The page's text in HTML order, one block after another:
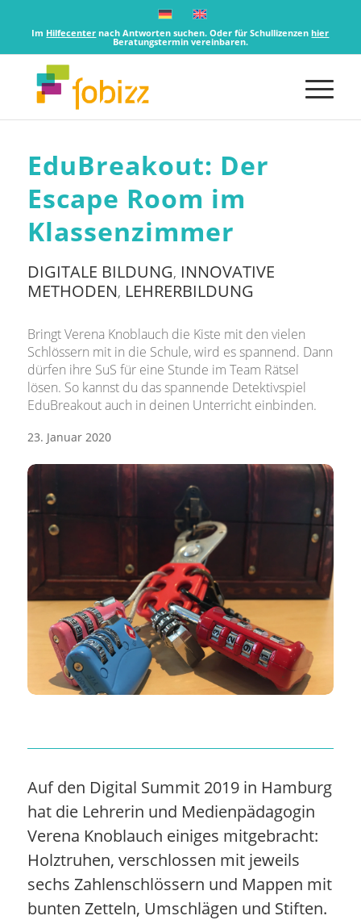
Im Hilfecenter nach Antworten suchen. Oder für Schullizenzenhier
Beratungstermin vereinbaren.
EduBreakout: Der
Escape Room im
Klassenzimmer
DIGITALE BILDUNG, INNOVATIVE
METHODEN, LEHRERBILDUNG
Bringt Verena Knoblauch die Kiste mit den vielen
Schlössern mit in die Schule, wird es spannend. Dann
dürfen ihre SuS für eine Stunde im Team Rätsel
lösen. So kannst du das spannende Detektivspiel
EduBreakout auch in deinen Unterricht einbinden.
23. Januar 2020
Auf den Digital Summit 2019 in Hamburg
hat die Lehrerin und Medienpädagogin
Verena Knoblauch einiges mitgebracht:
Holztruhen, verschlossen mit jeweils
sechs Zahlenschlössern und Mappen mit
bunten Zetteln, Umschlägen und Stiften.